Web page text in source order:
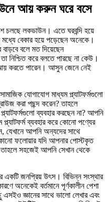
আয় করুন ঘরে বসে
চলছে লকডাউন। এতে ঘরবন্দি হয়ে
বেকার হয়ে পড়েছেন অনেকে।
বলে মত দিয়েছেন
নিশ্চিত করে বলতে পারছে না কেউ।
করতে পারেন। আসুন জেনে নেই
যোগাযোগ মাধ্যম প্ল্যাটফর্মগুলো
করা পছন্দ করেন? তাহলে
ব্যবহার করছেন না? আপনি
ব্যবহার করে কোনো পণ্যের
যেখানে আপনি অন্যদের সাথে
ফলোয়ার যদি আপনার পোস্টকৃত
তাহলে সহজেই আপনি সেখান থেকে
একটি জনপ্রিয় উৎস। বিভিন্ন সংস্থার
অনেকেই বর্তমানে পূর্ণকালীন পেশা
জ্ঞানের সাথে ভালো লেখার এবং